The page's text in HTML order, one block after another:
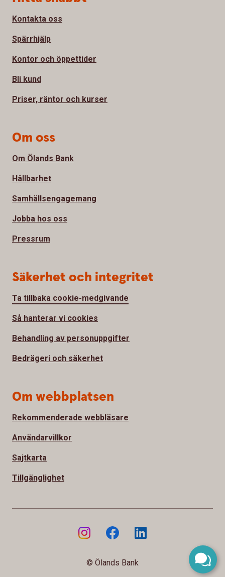
Kontakta oss
Spärrhjälp
Kontor och öppettider
Bli kund
Priser, räntor och kurser
Om oss
Om Ölands Bank
Hållbarhet
Samhällsengagemang
Jobba hos oss
Pressrum
Säkerhet och integritet
Ta tillbaka cookie-medgivande
Så hanterar vi cookies
Behandling av personuppgifter
Bedrägeri och säkerhet
Om webbplatsen
Rekommenderade webbläsare
Användarvillkor
Sajtkarta
Tillgänglighet
© Ölands Bank